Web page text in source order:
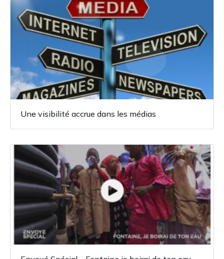
Une visibilité accrue dans les médias